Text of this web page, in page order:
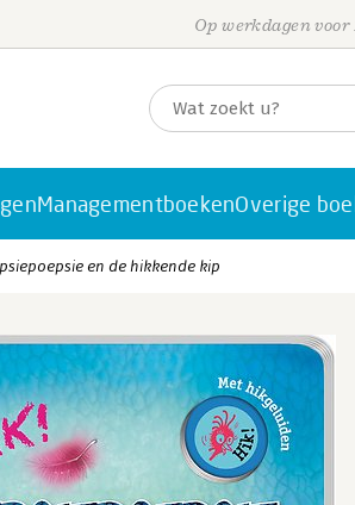
Op werkdagen
ManagementboekenOverige
en de hikkende kip